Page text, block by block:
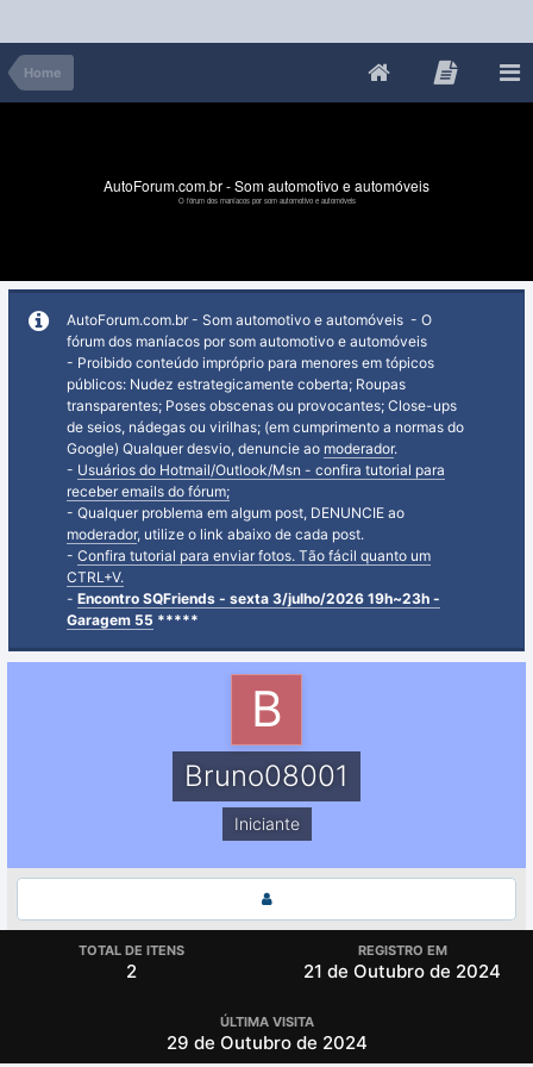
Home
AutoForum.com.br - Som automotivo e automóveis
O fórum dos maníacos por som automotivo e automóveis
AutoForum.com.br - Som automotivo e automóveis - O
fórum dos maníacos por som automotivo e automóveis
- Proibido conteúdo impróprio para menores em tópicos
públicos: Nudez estrategicamente coberta; Roupas
transparentes; Poses obscenas ou provocantes; Close-ups
de seios, nádegas ou virilhas; (em cumprimento a normas do
Google) Qualquer desvio, denuncie ao moderador.
- Usuários do Hotmail/Outlook/Msn - confira tutorial para
receber emails do fórum;
- Qualquer problema em algum post, DENUNCIE ao
moderador, utilize o link abaixo de cada post.
- Confira tutorial para enviar fotos. Tão fácil quanto um
CTRL+V.
- Encontro SQFriends - sexta 3/julho/2026 19h~23h -
Garagem 55 *****
Bruno08001
Iniciante
TOTAL DE ITENS
2
REGISTRO EM
21 de Outubro de 2024
ÚLTIMA VISITA
29 de Outubro de 2024